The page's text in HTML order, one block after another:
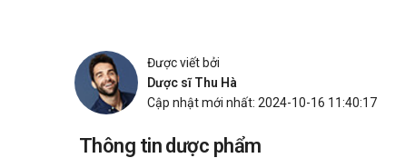
Được viết bởi
Dược sĩ Thu Hà
Cập nhật mới nhất: 2024-10-16 11:40:17
Thông tin dược phẩm